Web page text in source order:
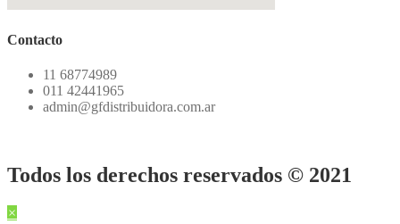
Contacto
11 68774989
011 42441965
admin@gfdistribuidora.com.ar
Todos los derechos reservados © 2021
×